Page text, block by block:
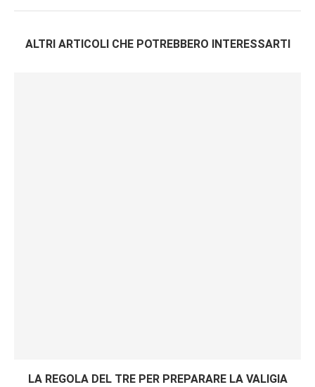
ALTRI ARTICOLI CHE POTREBBERO INTERESSARTI
LA REGOLA DEL TRE PER PREPARARE LA VALIGIA